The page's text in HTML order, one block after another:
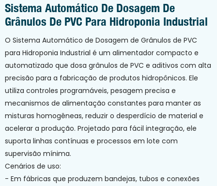
Sistema Automático De Dosagem De
Grânulos De PVC Para Hidroponia Industrial
O Sistema Automático de Dosagem de Grânulos de PVC
para Hidroponia Industrial é um alimentador compacto e
automatizado que dosa grânulos de PVC e aditivos com alta
precisão para a fabricação de produtos hidropônicos. Ele
utiliza controles programáveis, pesagem precisa e
mecanismos de alimentação constantes para manter as
misturas homogêneas, reduzir o desperdício de material e
acelerar a produção. Projetado para fácil integração, ele
suporta linhas contínuas e processos em lote com
supervisão mínima.
Cenários de uso:
- Em fábricas que produzem bandejas, tubos e conexões